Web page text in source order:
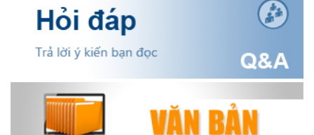
XÃ EA NING THAM DỰ HỘI NGHỊ TOÀN QUỐC NGHIÊN CỨU,
HỌC TẬP, QUÁN TRIỆT VÀ TRIỂN KHAI THỰC HIỆN NGHỊ QUYẾT
HỘI NGHỊ LẦN THỨ BA BAN CHẤP HÀNH TRUNG ƯƠNG ĐẢNG
(29/07/2026)
UBND XÃ EA NING TỔ CHỨC HỌP TRIỂN KHAI KHÁM SỨC KHỎE